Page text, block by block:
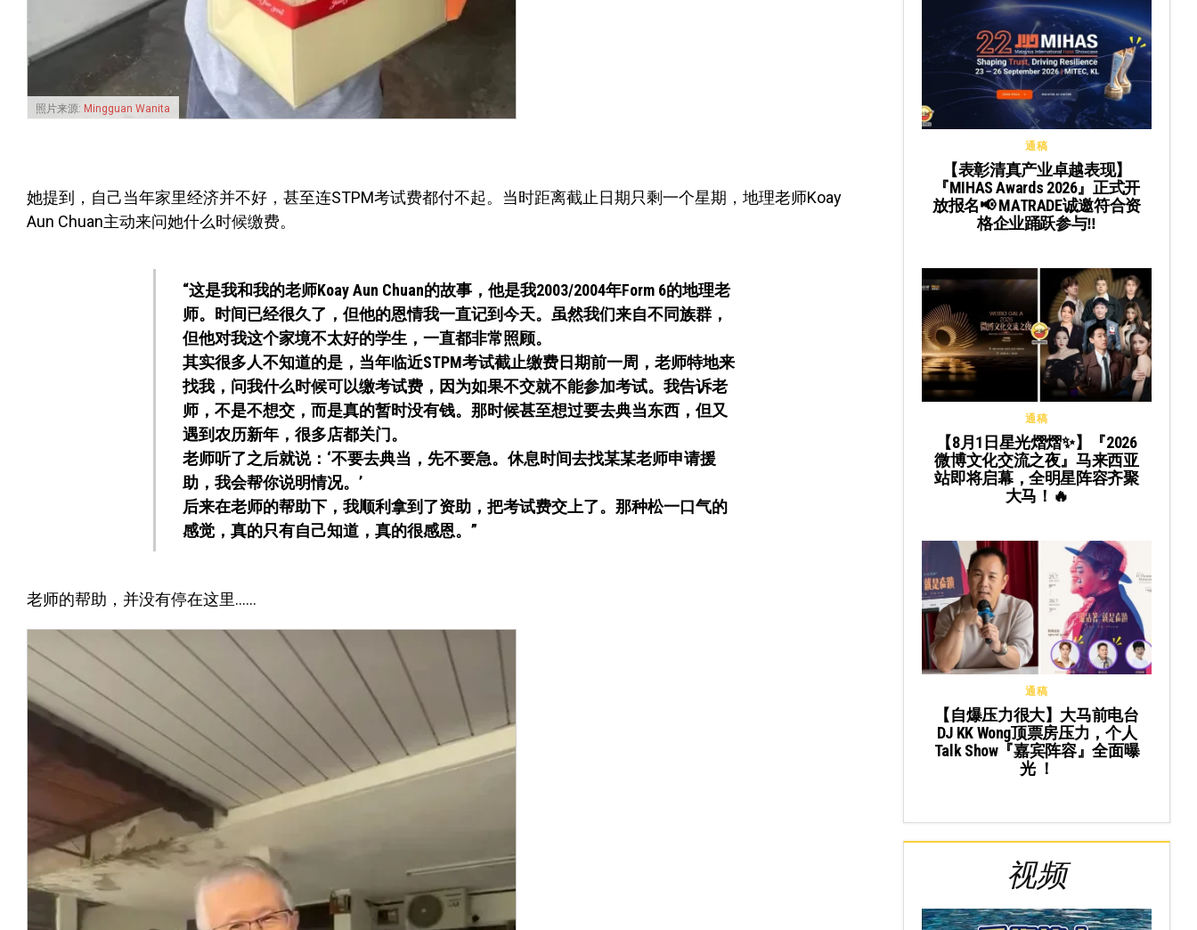
照片来源: Mingguan Wanita
她提到，自己当年家里经济并不好，甚至连STPM考试费都付不起。当时距离截止日期只剩一个星期，地理老师Koay
Aun Chuan主动来问她什么时候缴费。
“这是我和我的老师Koay Aun Chuan的故事，他是我2003/2004年Form 6的地理老
师。时间已经很久了，但他的恩情我一直记到今天。虽然我们来自不同族群，
但他对我这个家境不太好的学生，一直都非常照顾。
其实很多人不知道的是，当年临近STPM考试截止缴费日期前一周，老师特地来
找我，问我什么时候可以缴考试费，因为如果不交就不能参加考试。我告诉老
师，不是不想交，而是真的暂时没有钱。那时候甚至想过要去典当东西，但又
遇到农历新年，很多店都关门。
老师听了之后就说：‘不要去典当，先不要急。休息时间去找某某老师申请援
助，我会帮你说明情况。’
后来在老师的帮助下，我顺利拿到了资助，把考试费交上了。那种松一口气的
感觉，真的只有自己知道，真的很感恩。”
老师的帮助，并没有停在这里……
通稿
【表彰清真产业卓越表现】
『MIHAS Awards 2026』正式开
放报名📢 MATRADE诚邀符合资
格企业踊跃参与‼️
通稿
【8月1日星光熠熠✨】『2026
微博文化交流之夜』马来西亚
站即将启幕，全明星阵容齐聚
大马！🔥
通稿
【自爆压力很大】大马前电台
DJ KK Wong顶票房压力，个人
Talk Show『嘉宾阵容』全面曝
光 ！
视频